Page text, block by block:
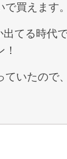
買えます。
てる時代
ていたので